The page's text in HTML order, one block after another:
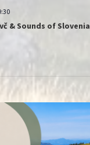
& Sounds of